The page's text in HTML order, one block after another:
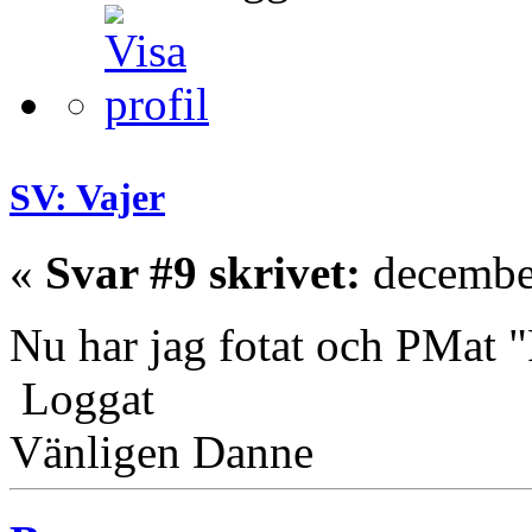
SV: Vajer
« Svar #9 skrivet:
Nu har jag fotat och PMat
Loggat
Vänligen Danne